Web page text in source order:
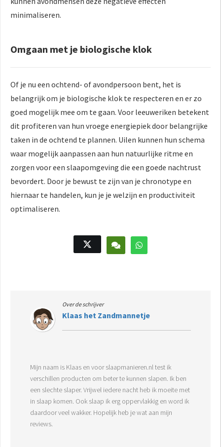
minimaliseren.
Omgaan met je biologische klok
Of je nu een ochtend- of avondpersoon bent, het is
belangrijk om je biologische klok te respecteren en er zo
goed mogelijk mee om te gaan. Voor leeuweriken betekent
dit profiteren van hun vroege energiepiek door belangrijke
taken in de ochtend te plannen. Uilen kunnen hun schema
waar mogelijk aanpassen aan hun natuurlijke ritme en
zorgen voor een slaapomgeving die een goede nachtrust
bevordert. Door je bewust te zijn van je chronotype en
hiernaar te handelen, kun je je welzijn en productiviteit
optimaliseren.
Over de schrijver
Klaas het Zandmannetje
Mijn naam is Klaas en voor slaapmanieren.nl test ik
verschillen producten om beter te kunnen slapen. Ik ben
een slechte slaper. Vrijwel iedere nacht heb ik moeite met
in slaap komen. Ook slaap ik erg oppervlakkig en word ik
daardoor veel wakker. Hopelijk heb je wat aan mijn
reviews.